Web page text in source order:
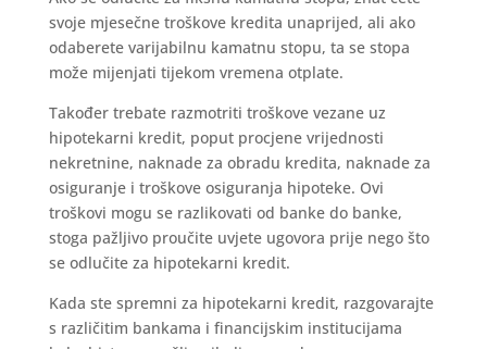
svoje mjesečne troškove kredita unaprijed, ali ako
odaberete varijabilnu kamatnu stopu, ta se stopa
može mijenjati tijekom vremena otplate.
Također trebate razmotriti troškove vezane uz
hipotekarni kredit, poput procjene vrijednosti
nekretnine, naknade za obradu kredita, naknade za
osiguranje i troškove osiguranja hipoteke. Ovi
troškovi mogu se razlikovati od banke do banke,
stoga pažljivo proučite uvjete ugovora prije nego što
se odlučite za hipotekarni kredit.
Kada ste spremni za hipotekarni kredit, razgovarajte
s različitim bankama i financijskim institucijama